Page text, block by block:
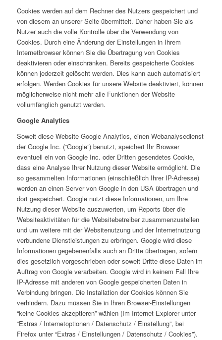
Cookies werden auf dem Rechner des Nutzers gespeichert und
von diesem an unserer Seite übermittelt. Daher haben Sie als
Nutzer auch die volle Kontrolle über die Verwendung von
Cookies. Durch eine Änderung der Einstellungen in Ihrem
Internetbrowser können Sie die Übertragung von Cookies
deaktivieren oder einschränken. Bereits gespeicherte Cookies
können jederzeit gelöscht werden. Dies kann auch automatisiert
erfolgen. Werden Cookies für unsere Website deaktiviert, können
möglicherweise nicht mehr alle Funktionen der Website
vollumfänglich genutzt werden.
Google Analytics
Soweit diese Website Google Analytics, einen Webanalysedienst
der Google Inc. (“Google”) benutzt, speichert Ihr Browser
eventuell ein von Google Inc. oder Dritten gesendetes Cookie,
dass eine Analyse Ihrer Nutzung dieser Website ermöglicht. Die
so gesammelten Informationen (einschließlich Ihrer IP-Adresse)
werden an einen Server von Google in den USA übertragen und
dort gespeichert. Google nutzt diese Informationen, um Ihre
Nutzung dieser Website auszuwerten, um Reports über die
Websiteaktivitäten für die Websitebetreiber zusammenzustellen
und um weitere mit der Websitenutzung und der Internetnutzung
verbundene Dienstleistungen zu erbringen. Google wird diese
Informationen gegebenenfalls auch an Dritte übertragen, sofern
dies gesetzlich vorgeschrieben oder soweit Dritte diese Daten im
Auftrag von Google verarbeiten. Google wird in keinem Fall Ihre
IP-Adresse mit anderen von Google gespeicherten Daten in
Verbindung bringen. Die Installation der Cookies können Sie
verhindern. Dazu müssen Sie in Ihren Browser-Einstellungen
“keine Cookies akzeptieren” wählen (Im Internet-Explorer unter
“Extras / Internetoptionen / Datenschutz / Einstellung”, bei
Firefox unter “Extras / Einstellungen / Datenschutz / Cookies”).